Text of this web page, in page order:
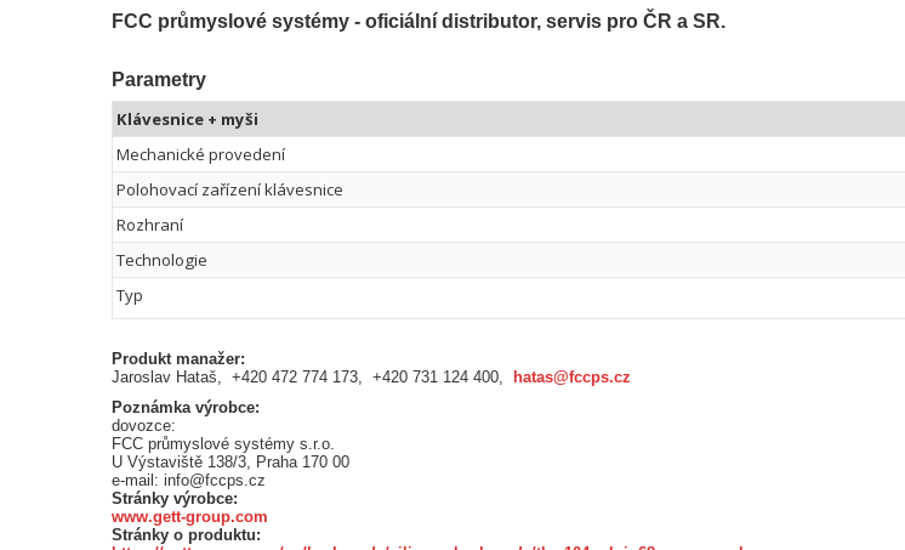
FCC průmyslové systémy - oficiální distributor, servis pro ČR a SR.
Parametry
Klávesnice + myši
Mechanické provedení
Polohovací zařízení klávesnice
Rozhraní
Technologie
Typ
Produkt manažer:
Jaroslav Hataš, +420 472 774 173, +420 731 124 400,
hatas@fccps.cz
Poznámka výrobce:
dovozce:
FCC průmyslové systémy s.r.o.
U Výstaviště 138/3, Praha 170 00
e-mail: info@fccps.cz
Stránky výrobce:
www.gett-group.com
Stránky o produktu: